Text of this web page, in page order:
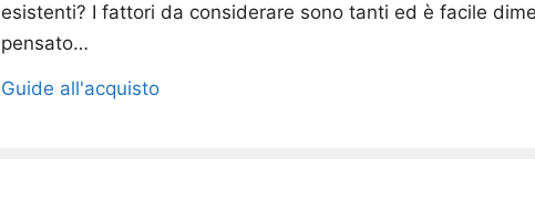
esistenti? I fattori da considerare sono tanti ed è facile
pensato…
Guide all'acquisto